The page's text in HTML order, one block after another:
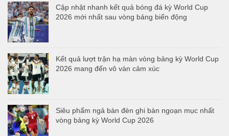
Cập nhật nhanh kết quả bóng đá kỳ World Cup
2026 mới nhất sau vòng bảng biến động
Kết quả lượt trận hạ màn vòng bảng kỳ World Cup
2026 mang đến vô vàn cảm xúc
Siêu phẩm ngả bàn đèn ghi bàn ngoạn mục nhất
vòng bảng kỳ World Cup 2026